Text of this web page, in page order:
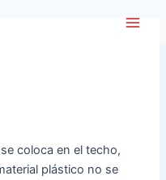
Main
coloca en el techo,
plástico no se